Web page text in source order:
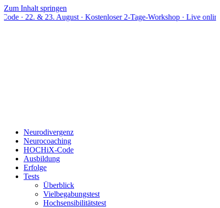
Zum Inhalt springen
23. August · Kostenloser 2-Tage-Workshop · Live online
Neurodivergenz
Neurocoaching
HOCHiX-Code
Ausbildung
Erfolge
Tests
Überblick
Vielbegabungstest
Hochsensibilitätstest